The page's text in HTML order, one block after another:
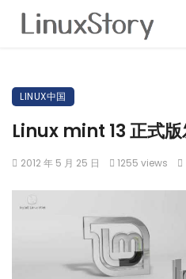
LINUX中国
Linux mint 13 正式版
2012 年 5 月 25 日 1255 views